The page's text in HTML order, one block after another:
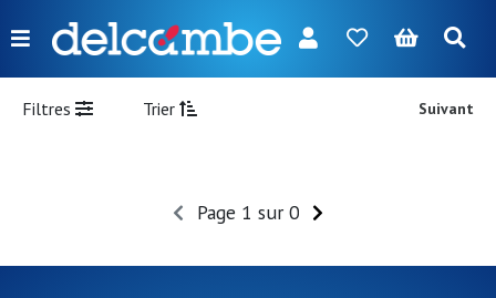
Menu
FR NL EN DE
Filtres Trier Suivant
Page 1 sur 0